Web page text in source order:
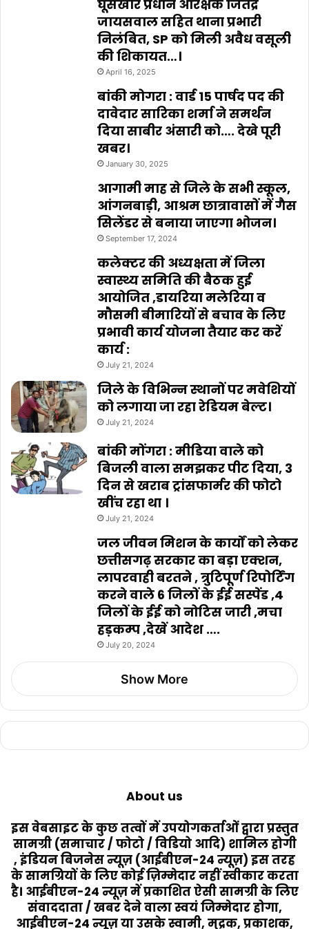
घूसखोर प्रधान आरक्षक जितेंद्र
जायसवाल सहित थाना प्रभारी
निलंबित, SP को मिली अवैध वसूली
की शिकायत…।
April 16, 2025
बांकी मोगरा : वार्ड 15 पार्षद पद की
दावेदार सारिका शर्मा ने समर्थन
दिया साबीर अंसारी को…. देखे पूरी
खबर।
January 30, 2025
आगामी माह से जिले के सभी स्कूल,
आंगनबाड़ी, आश्रम छात्रावासों में गैस
सिलेंडर से बनाया जाएगा भोजन।
September 17, 2024
कलेक्टर की अध्यक्षता में जिला
स्वास्थ्य समिति की बैठक हुई
आयोजित ,डायरिया मलेरिया व
मौसमी बीमारियों से बचाव के लिए
प्रभावी कार्य योजना तैयार कर करें
कार्य :
July 21, 2024
जिले के विभिन्न स्थानों पर मवेशियों
को लगाया जा रहा रेडियम बेल्ट।
July 21, 2024
बांकी मोंगरा : मीडिया वाले को
बिजली वाला समझकर पीट दिया, 3
दिन से खराब ट्रांसफार्मर की फोटो
खींच रहा था ।
July 21, 2024
जल जीवन मिशन के कार्यों को लेकर
छत्तीसगढ़ सरकार का बड़ा एक्शन,
लापरवाही बरतने , त्रुटिपूर्ण रिपोर्टिंग
करने वाले 6 जिलों के ईई सस्पेंड ,4
जिलों के ईई को नोटिस जारी ,मचा
हड़कम्प ,देखें आदेश ….
July 20, 2024
Show More
About us
इस वेबसाइट के कुछ तत्वों में उपयोगकर्ताओं द्वारा प्रस्तुत
सामग्री (समाचार / फोटो / विडियो आदि) शामिल होगी
, इंडियन बिजनेस न्यूज़ (आईबीएन-24 न्यूज़) इस तरह
के सामग्रियों के लिए कोई ज़िम्मेदार नहीं स्वीकार करता
है। आईबीएन-24 न्यूज़ में प्रकाशित ऐसी सामग्री के लिए
संवाददाता / खबर देने वाला स्वयं जिम्मेदार होगा,
आईबीएन-24 न्यूज़ या उसके स्वामी, मुद्रक, प्रकाशक,